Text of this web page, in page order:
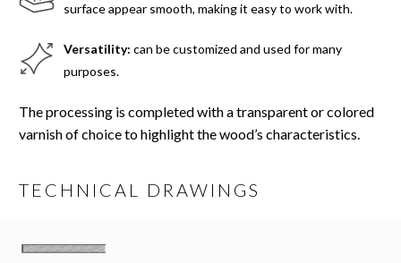
surface appear smooth, making it easy to work with.
Versatility: can be customized and used for many
purposes.
The processing is completed with a transparent or colored
varnish of choice to highlight the wood’s characteristics.
TECHNICAL DRAWINGS